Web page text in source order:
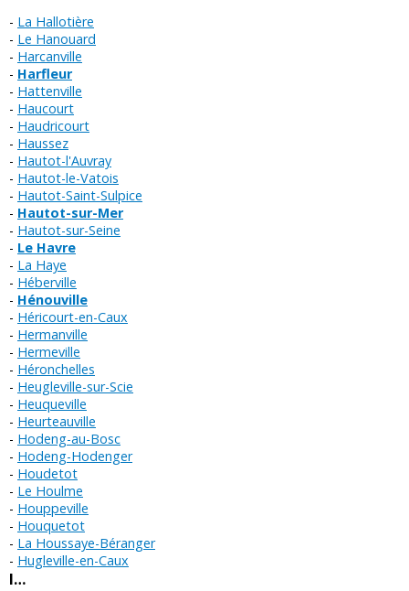
La Hallotière
Le Hanouard
Harcanville
Harfleur
Hattenville
Haucourt
Haudricourt
Haussez
Hautot-l'Auvray
Hautot-le-Vatois
Hautot-Saint-Sulpice
Hautot-sur-Mer
Hautot-sur-Seine
Le Havre
La Haye
Héberville
Hénouville
Héricourt-en-Caux
Hermanville
Hermeville
Héronchelles
Heugleville-sur-Scie
Heuqueville
Heurteauville
Hodeng-au-Bosc
Hodeng-Hodenger
Houdetot
Le Houlme
Houppeville
Houquetot
La Houssaye-Béranger
Hugleville-en-Caux
I…